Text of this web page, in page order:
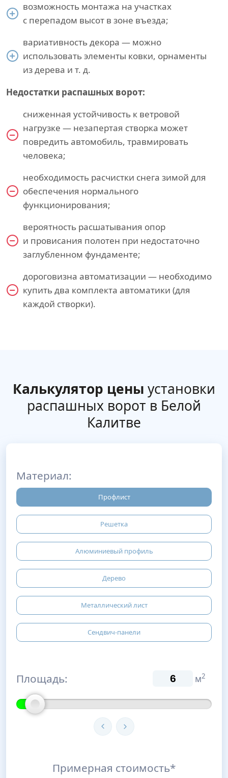
возможность монтажа на участках
с перепадом высот в зоне въезда;
вариативность декора — можно
использовать элементы ковки, орнаменты
из дерева и т. д.
Недостатки распашных ворот:
сниженная устойчивость к ветровой
нагрузке — незапертая створка может
повредить автомобиль, травмировать
человека;
необходимость расчистки снега зимой для
обеспечения нормального
функционирования;
вероятность расшатывания опор
и провисания полотен при недостаточно
заглубленном фундаменте;
дороговизна автоматизации — необходимо
купить два комплекта автоматики (для
каждой створки).
Калькулятор цены установки
распашных ворот в Белой
Калитве
Материал:
Профлист
Решетка
Алюминиевый профиль
Дерево
Металлический лист
Сендвич-панели
Площадь: м2
Примерная стоимость*